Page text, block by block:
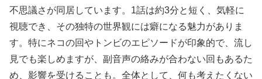
不思議さが同居しています。1話は約3分と短く、気軽に
視聴でき、その独特の世界観には癖になる魅力がありま
す。特にネコの回やトンビのエピソードが印象的で、流し
見でも楽しめますが、副音声の絡みが合わない回もあるた
め、影響を受けることも。全体として、何も考えたくない